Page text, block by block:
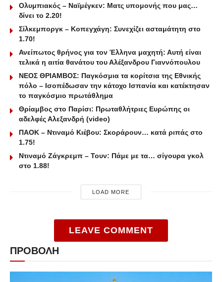
Ολυμπιακός – Ναϊμέγκεν: Ματς υπομονής που μας…
δίνει το 2.20!
Σίλκεμποργκ – Κοπεγχάγη: Συνεχίζει ασταμάτητη στο
1.70!
Ανείπωτος θρήνος για τον Έλληνα μαχητή: Αυτή είναι
τελικά η αιτία θανάτου του Αλέξανδρου Γιαννόπουλου
ΝΕΟΣ ΘΡΙΑΜΒΟΣ: Παγκόσμια τα κορίτσια της Εθνικής
πόλο – Ισοπέδωσαν την κάτοχο Ισπανία και κατέκτησαν
το παγκόσμιο πρωτάθλημα
Θρίαμβος στο Παρίσι: Πρωταθλήτριες Ευρώπης οι
αδελφές Αλεξανδρή (video)
ΠΑΟΚ – Ντιναμό Κιέβου: Σκοράρουν… κατά ριπάς στο
1.75!
Ντιναμό Ζάγκρεμπ – Τουν: Πάμε με τα… σίγουρα γκολ
στο 1.88!
LOAD MORE
LEAVE COMMENT
ΠΡΟΒΟΛΗ